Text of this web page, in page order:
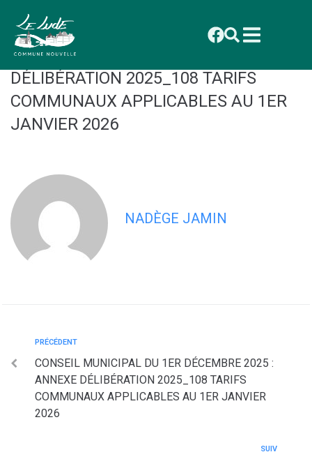
principal
CONSEIL MUNICIPAL DU 1ER
DÉCEMBRE 2025 : ANNEXE
DÉLIBÉRATION 2025_108 TARIFS
COMMUNAUX APPLICABLES AU 1ER
JANVIER 2026
NADÈGE JAMIN
PRÉCÉDENT
CONSEIL MUNICIPAL DU 1ER DÉCEMBRE 2025 :
ANNEXE DÉLIBÉRATION 2025_108 TARIFS
COMMUNAUX APPLICABLES AU 1ER JANVIER
2026
SUIV